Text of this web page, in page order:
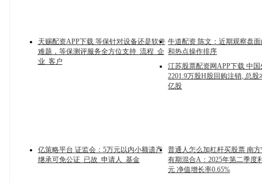
天赐配资APP下载 等保针对设备还是软件
难题，等保测评服务全方位支持_流程_企
业_客户
牛道配资 陈文：近期观察盘
和热点操作排序
江苏股票配资网APP下载 中
2201.9万股H股回购注销, 总股
亿股
亿策略平台 证监会：5万元以内小额遗产
继承可免公证_已故_申请人_基金
普通人怎么加杠杆买股票 南
有期混合A：2025年第二季度
元 净值增长率0.65%